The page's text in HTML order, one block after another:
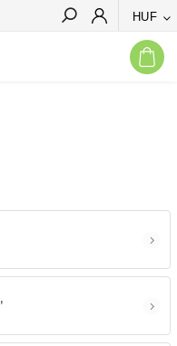
HUF
Keresés